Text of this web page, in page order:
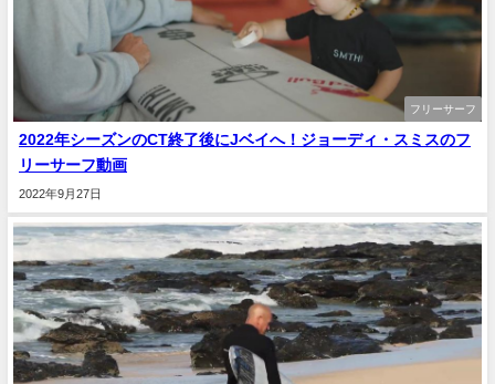
フリーサーフ
2022年シーズンのCT終了後にJベイへ！ジョーディ・スミスのフ
リーサーフ動画
2022年9月27日